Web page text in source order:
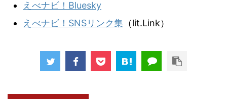
えべナビ！Bluesky
えべナビ！SNSリンク集 （lit.Link）